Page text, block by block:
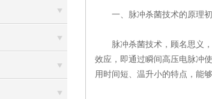
一、脉冲杀菌技术的原理
脉冲杀菌技术，顾名思义，
效应，即通过瞬间高压电脉冲
用时间短、温升小的特点，能